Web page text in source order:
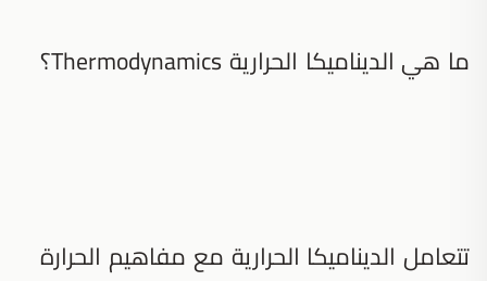
ما هي الديناميكا الحرارية Thermodynamics؟
تتعامل الديناميكا الحرارية مع مفاهيم الحرارة